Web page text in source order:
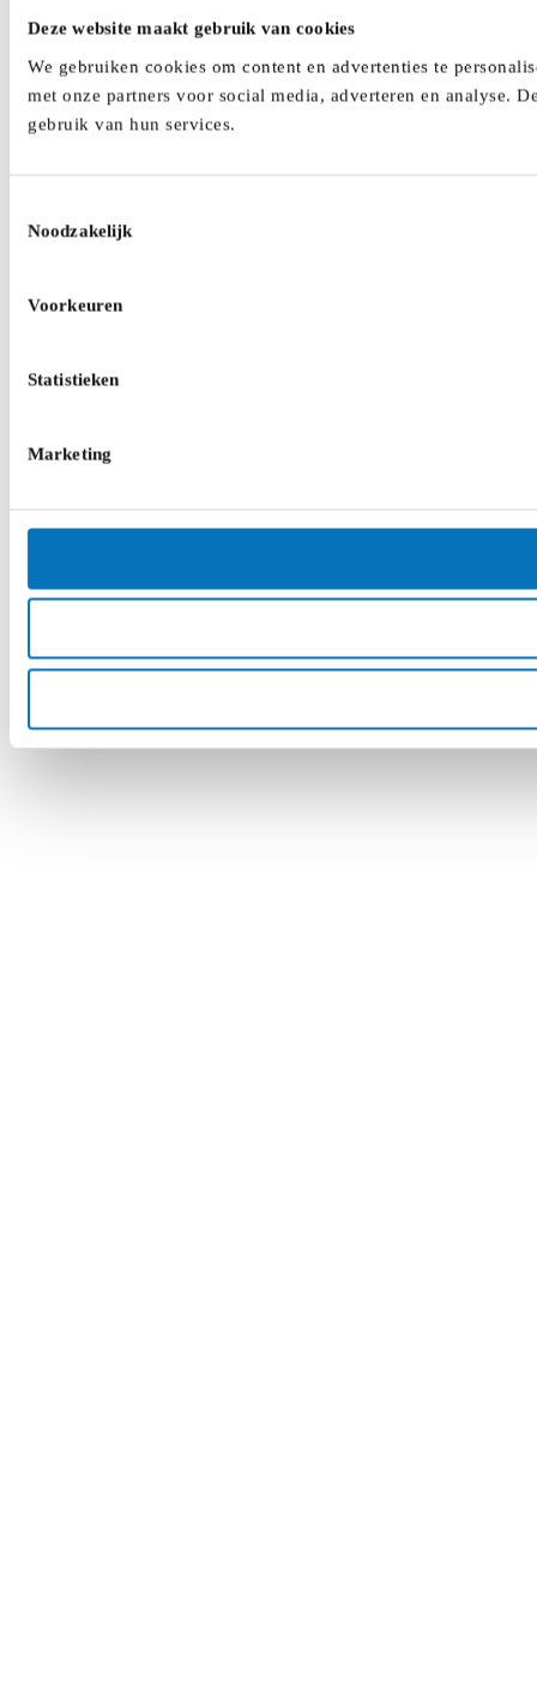
Deze website maakt gebruik van cookies
We gebruiken cookies om content en advertenties te
met onze partners voor social media, adverteren en analyse.
gebruik van hun services.
Noodzakelijk
Voorkeuren
Statistieken
Marketing